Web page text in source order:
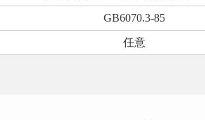
GB6070.3-85
任意